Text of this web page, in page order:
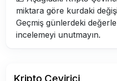
miktara göre kurdaki
Geçmiş günlerdeki
incelemeyi unutmayın.
Kripto Çevirici